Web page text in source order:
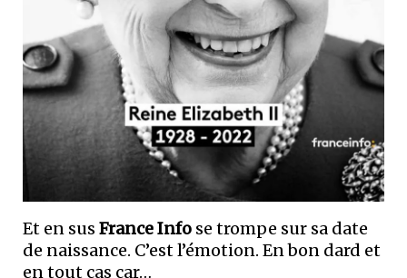
Et en sus France Info se trompe sur sa date
de naissance. C’est l’émotion. En bon dard et
en tout cas car…